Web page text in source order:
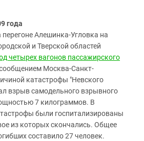
года
перегоне Алешинка-Угловка на
и Тверской областей
четырех вагонов пассажирского
Москва-Санкт-
катастрофы "Невского
взрыв самодельного взрывного
7 килограммов. В
были госпитализированы
из которых скончались. Общее
составило 27 человек.